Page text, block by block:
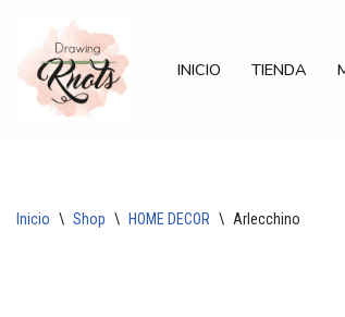
Saltar
al
contenido
INICIO TIENDA
Inicio \ Shop \ HOME DECOR \ Arlecchino